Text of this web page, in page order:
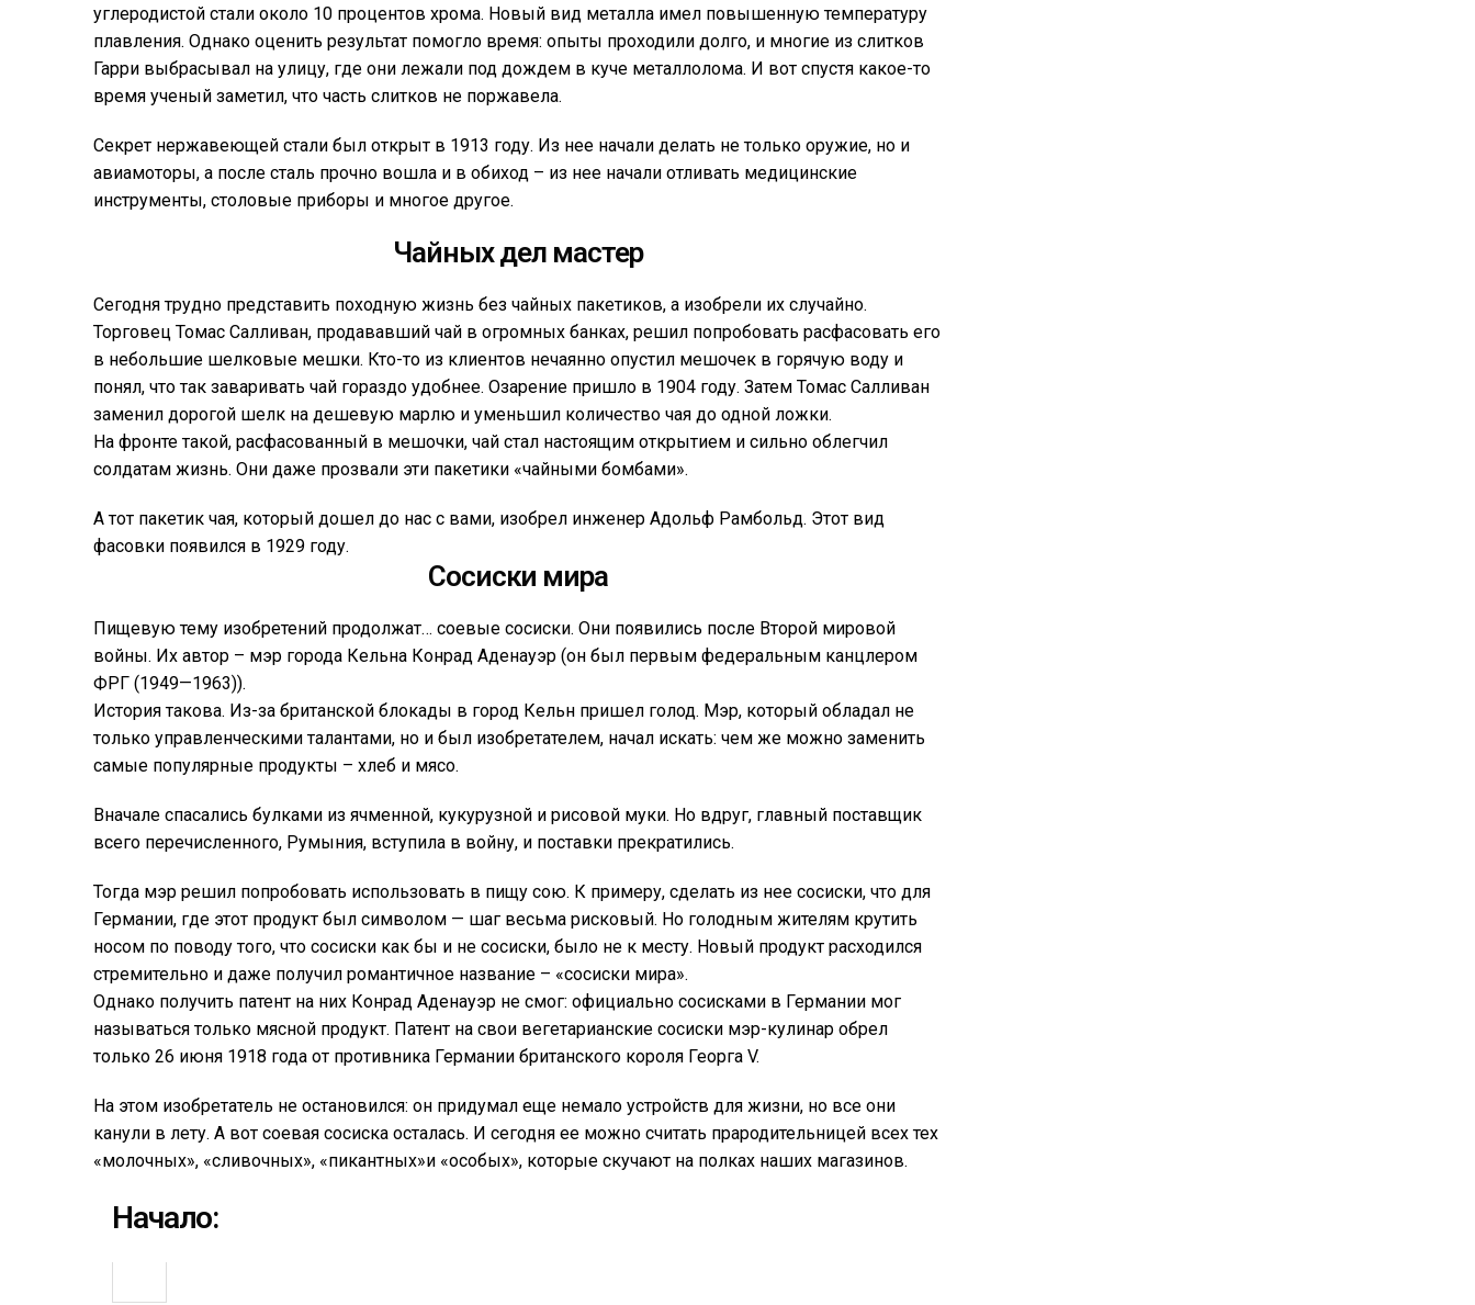
углеродистой стали около 10 процентов хрома. Новый вид металла имел повышенную температуру
плавления. Однако оценить результат помогло время: опыты проходили долго, и многие из слитков
Гарри выбрасывал на улицу, где они лежали под дождем в куче металлолома. И вот спустя какое-то
время ученый заметил, что часть слитков не поржавела.
Секрет нержавеющей стали был открыт в 1913 году. Из нее начали делать не только оружие, но и
авиамоторы, а после сталь прочно вошла и в обиход – из нее начали отливать медицинские
инструменты, столовые приборы и многое другое.
Чайных дел мастер
Сегодня трудно представить походную жизнь без чайных пакетиков, а изобрели их случайно.
Торговец Томас Салливан, продававший чай в огромных банках, решил попробовать расфасовать его
в небольшие шелковые мешки. Кто-то из клиентов нечаянно опустил мешочек в горячую воду и
понял, что так заваривать чай гораздо удобнее. Озарение пришло в 1904 году. Затем Томас Салливан
заменил дорогой шелк на дешевую марлю и уменьшил количество чая до одной ложки.
На фронте такой, расфасованный в мешочки, чай стал настоящим открытием и сильно облегчил
солдатам жизнь. Они даже прозвали эти пакетики «чайными бомбами».
А тот пакетик чая, который дошел до нас с вами, изобрел инженер Адольф Рамбольд. Этот вид
фасовки появился в 1929 году.
Сосиски мира
Пищевую тему изобретений продолжат… соевые сосиски. Они появились после Второй мировой
войны. Их автор – мэр города Кельна Конрад Аденауэр (он был первым федеральным канцлером
ФРГ (1949—1963)).
История такова. Из-за британской блокады в город Кельн пришел голод. Мэр, который обладал не
только управленческими талантами, но и был изобретателем, начал искать: чем же можно заменить
самые популярные продукты – хлеб и мясо.
Вначале спасались булками из ячменной, кукурузной и рисовой муки. Но вдруг, главный поставщик
всего перечисленного, Румыния, вступила в войну, и поставки прекратились.
Тогда мэр решил попробовать использовать в пищу сою. К примеру, сделать из нее сосиски, что для
Германии, где этот продукт был символом — шаг весьма рисковый. Но голодным жителям крутить
носом по поводу того, что сосиски как бы и не сосиски, было не к месту. Новый продукт расходился
стремительно и даже получил романтичное название – «сосиски мира».
Однако получить патент на них Конрад Аденауэр не смог: официально сосисками в Германии мог
называться только мясной продукт. Патент на свои вегетарианские сосиски мэр-кулинар обрел
только 26 июня 1918 года от противника Германии британского короля Георга V.
На этом изобретатель не остановился: он придумал еще немало устройств для жизни, но все они
канули в лету. А вот соевая сосиска осталась. И сегодня ее можно считать прародительницей всех тех
«молочных», «сливочных», «пикантных»и «особых», которые скучают на полках наших магазинов.
Начало: